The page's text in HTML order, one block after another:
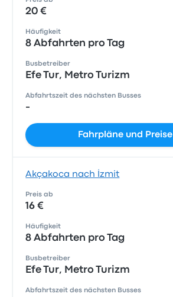
20 €
Häufigkeit
8 Abfahrten pro Tag
Busbetreiber
Efe Tur, Metro Turizm
Abfahrtszeit des nächsten Busses
-
Fahrpläne und Preise
Akçakoca nach İzmit
Preis ab
16 €
Häufigkeit
8 Abfahrten pro Tag
Busbetreiber
Efe Tur, Metro Turizm
Abfahrtszeit des nächsten Busses